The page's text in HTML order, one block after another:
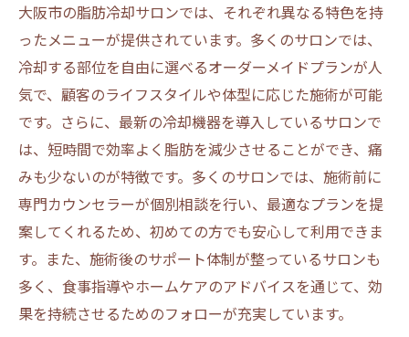
大阪市の脂肪冷却サロンでは、それぞれ異なる特色を持
ったメニューが提供されています。多くのサロンでは、
冷却する部位を自由に選べるオーダーメイドプランが人
気で、顧客のライフスタイルや体型に応じた施術が可能
です。さらに、最新の冷却機器を導入しているサロンで
は、短時間で効率よく脂肪を減少させることができ、痛
みも少ないのが特徴です。多くのサロンでは、施術前に
専門カウンセラーが個別相談を行い、最適なプランを提
案してくれるため、初めての方でも安心して利用できま
す。また、施術後のサポート体制が整っているサロンも
多く、食事指導やホームケアのアドバイスを通じて、効
果を持続させるためのフォローが充実しています。